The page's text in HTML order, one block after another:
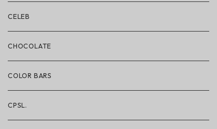
ボクサーブリーフ/ショート丈
ボクサーブリーフ/ロング丈
ショートパンツ/2 IN 1
レギンス/フルレングス10分丈
CELEB
CHOCOLATE
COLOR BARS
CPSL.